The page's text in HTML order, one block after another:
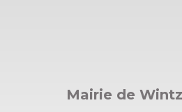
Mairie de